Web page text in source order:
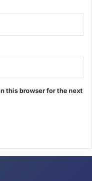
this browser for the next